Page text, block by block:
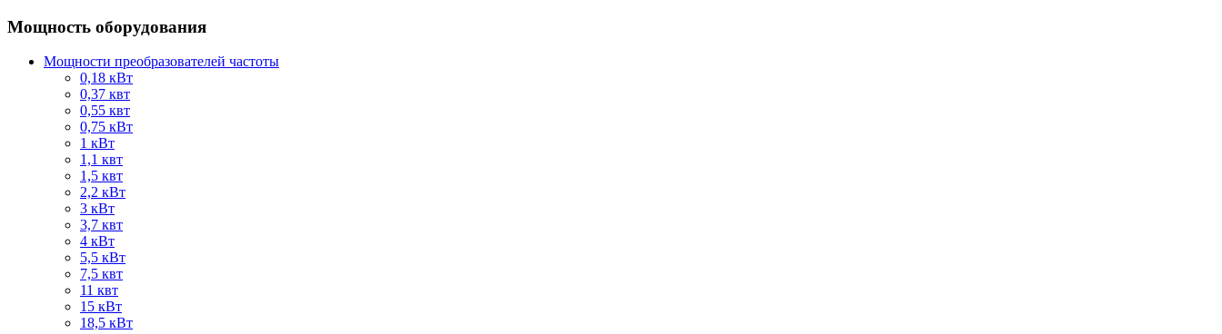
Мощность оборудования
Мощности преобразователей частоты
0,18 кВт
0,37 квт
0,55 квт
0,75 кВт
1 кВт
1,1 квт
1,5 квт
2,2 кВт
3 кВт
3,7 квт
4 кВт
5,5 кВт
7,5 квт
11 квт
15 кВт
18,5 кВт